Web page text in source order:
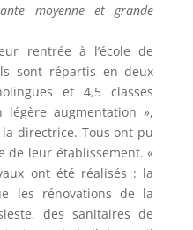
moyenne et grande
rentrée à l’école de
sont répartis en deux
et 4,5 classes
légère augmentation »,
directrice. Tous ont pu
de leur établissement. «
ont été réalisés : la
les rénovations de la
des sanitaires de